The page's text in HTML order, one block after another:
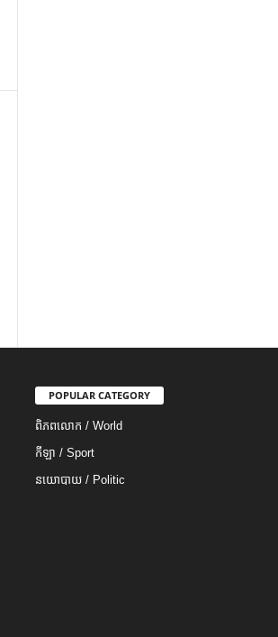
POPULAR CATEGORY
ពិភពលោក / World
កីឡា / Sport
នយោបាយ / Politic